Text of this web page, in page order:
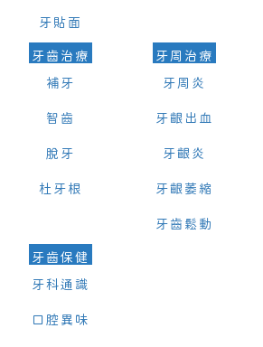
牙貼面
牙齒治療
補牙
智齒
脫牙
杜牙根
牙周治療
牙周炎
牙齦出血
牙齦炎
牙齦萎縮
牙齒鬆動
牙齒保健
牙科通識
口腔異味